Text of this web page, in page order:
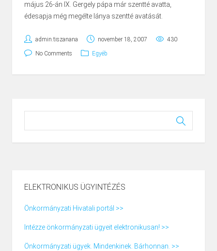
május 26-án IX. Gergely pápa már szentté avatta,
édesapja még megélte lánya szentté avatását.
admin.tiszanana november 18, 2007 430
No Comments Egyéb
ELEKTRONIKUS ÜGYINTÉZÉS
Önkormányzati Hivatali portál >>
Intézze önkormányzati ügyeit elektronikusan! >>
Önkormányzati ügyek. Mindenkinek. Bárhonnan. >>